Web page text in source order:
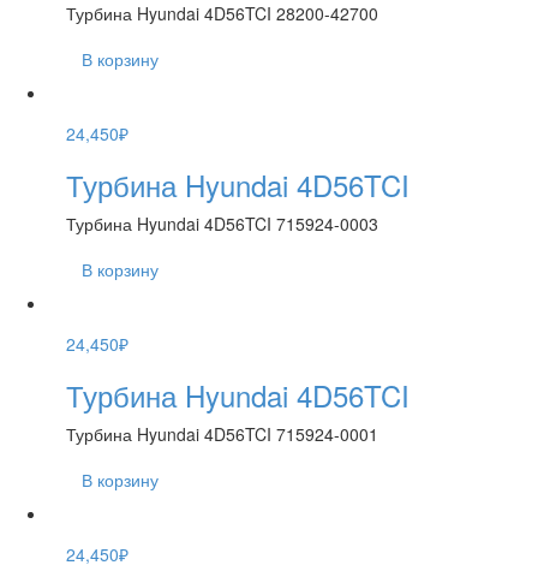
Турбина Hyundai 4D56TCI 28200-42700
В корзину
24,450₽
Турбина Hyundai 4D56TCI
Турбина Hyundai 4D56TCI 715924-0003
В корзину
24,450₽
Турбина Hyundai 4D56TCI
Турбина Hyundai 4D56TCI 715924-0001
В корзину
24,450₽